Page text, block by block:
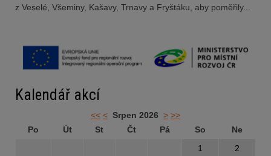
z Veselé, Všeminy, Kašavy, Trnavy a Fryštáku, aby poměřily...
Kalendář akcí
<< < Srpen 2026 > >>
Po
Út St Čt Pá So
Ne
1
2